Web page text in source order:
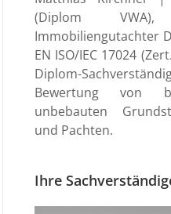
(Diplom VWA),
Immobiliengutachter
EN ISO/IEC 17024
Diplom-
Bewertung von
unbebauten
und Pachten.
Ihre